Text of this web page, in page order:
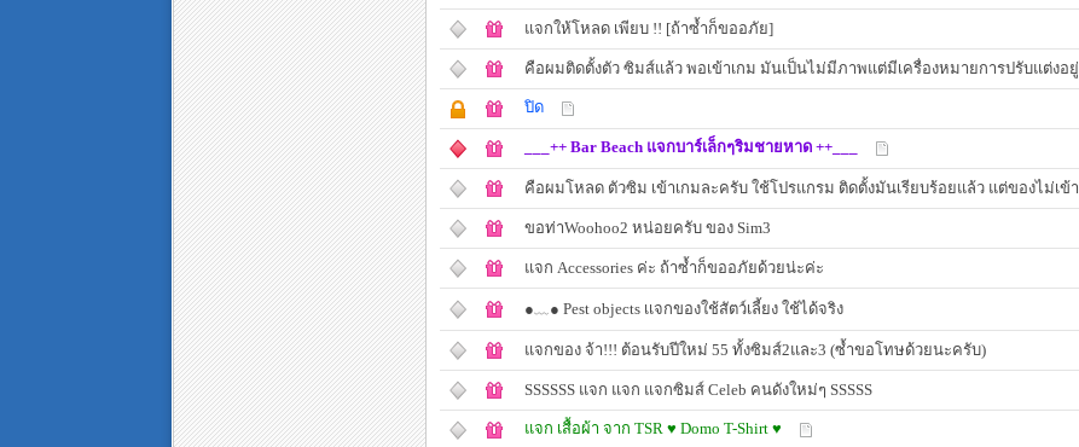
แจกให้โหลด เพียบ !! [ถ้าซ้ำก็ขออภัย]
คือผมติดตั้งตัว ซิมส์แล้ว พอเข้าเกม มันเป็นไม่มีภาพแต่มีเครื่องหมายการปรับแต่งอยู่
ปิด
___++ Bar Beach แจกบาร์เล็กๆริมชายหาด ++___
คือผมโหลด ตัวซิม เข้าเกมละครับ ใช้โปรแกรม ติดตั้งมันเรียบร้อยแล้ว แต่ของไม่เข้า
ขอท่าWoohoo2 หน่อยครับ ของ Sim3
แจก Accessories ค่ะ ถ้าซ้ำก็ขออภัยด้วยน่ะค่ะ
●﹏● Pest objects เเจกของใช้สัตว์เลี้ยง ใช้ได้จริง
แจกของ จ้า!!! ต้อนรับปีใหม่ 55 ทั้งซิมส์2และ3 (ซ้ำขอโทษด้วยนะครับ)
SSSSSS แจก แจก แจกซิมส์ Celeb คนดังใหม่ๆ SSSSS
แจก เสื้อผ้า จาก TSR ♥ Domo T-Shirt ♥